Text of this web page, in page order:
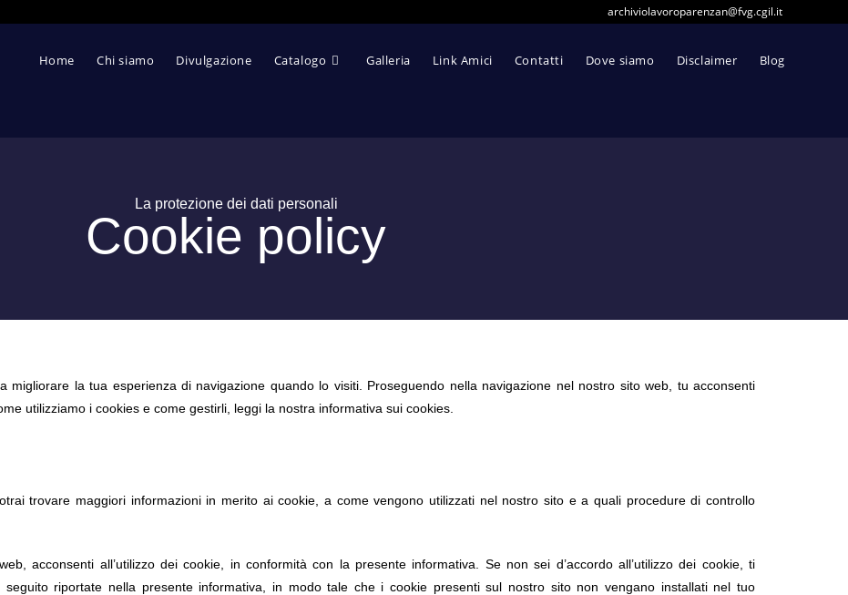
archiviolavoroparenzan@fvg.cgil.it
Home Chi siamo Divulgazione Catalogo Galleria Link Amici Contatti Dove siamo Disclaimer Blog
La protezione dei dati personali
Cookie policy
la tua esperienza di navigazione quando lo visiti. Proseguendo nella navigazione nel nostro sito web, tu acconsenti
utilizziamo i cookies e come gestirli, leggi la nostra informativa sui cookies.
trovare maggiori informazioni in merito ai cookie, a come vengono utilizzati nel nostro sito e a quali procedure di controllo
acconsenti all’utilizzo dei cookie, in conformità con la presente informativa. Se non sei d’accordo all’utilizzo dei cookie, ti
riportate nella presente informativa, in modo tale che i cookie presenti sul nostro sito non vengano installati nel tuo